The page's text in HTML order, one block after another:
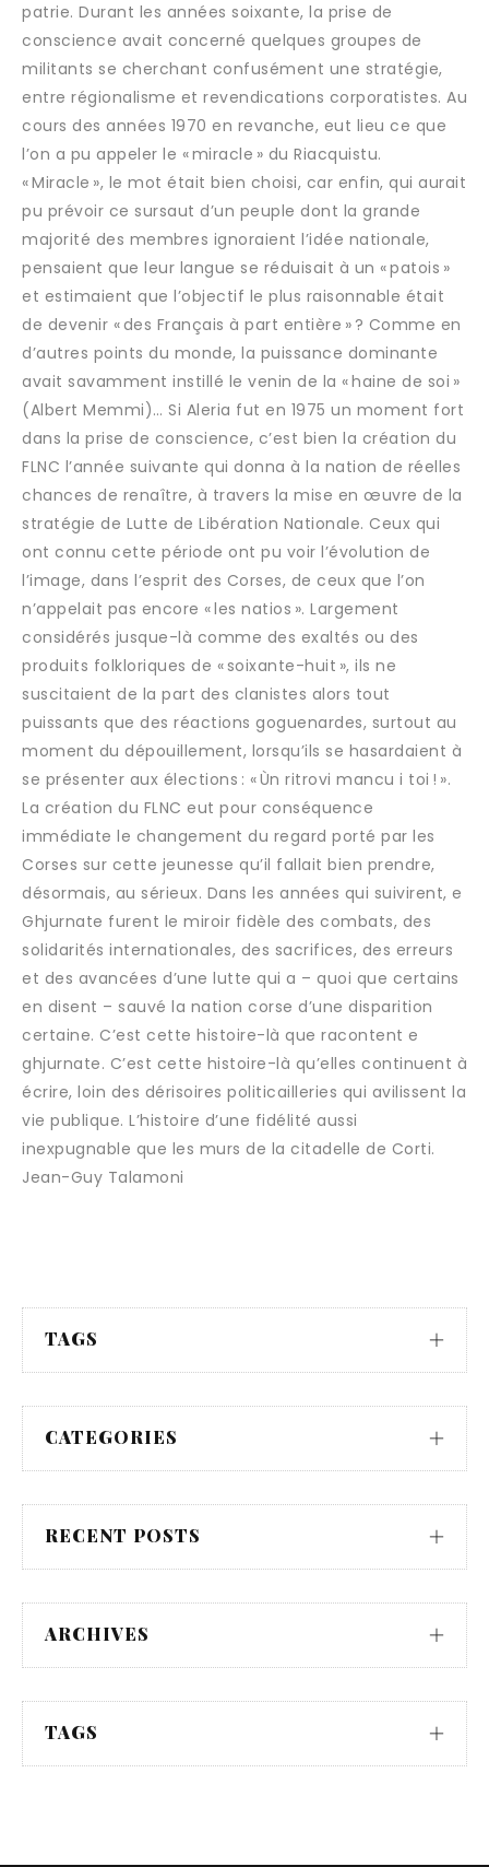
patrie. Durant les années soixante, la prise de
conscience avait concerné quelques groupes de
militants se cherchant confusément une stratégie,
entre régionalisme et revendications corporatistes. Au
cours des années 1970 en revanche, eut lieu ce que
l’on a pu appeler le « miracle » du Riacquistu.
« Miracle », le mot était bien choisi, car enfin, qui aurait
pu prévoir ce sursaut d’un peuple dont la grande
majorité des membres ignoraient l’idée nationale,
pensaient que leur langue se réduisait à un « patois »
et estimaient que l’objectif le plus raisonnable était
de devenir « des Français à part entière » ? Comme en
d’autres points du monde, la puissance dominante
avait savamment instillé le venin de la « haine de soi »
(Albert Memmi)… Si Aleria fut en 1975 un moment fort
dans la prise de conscience, c’est bien la création du
FLNC l’année suivante qui donna à la nation de réelles
chances de renaître, à travers la mise en œuvre de la
stratégie de Lutte de Libération Nationale. Ceux qui
ont connu cette période ont pu voir l’évolution de
l’image, dans l’esprit des Corses, de ceux que l’on
n’appelait pas encore « les natios ». Largement
considérés jusque-là comme des exaltés ou des
produits folkloriques de « soixante-huit », ils ne
suscitaient de la part des clanistes alors tout
puissants que des réactions goguenardes, surtout au
moment du dépouillement, lorsqu’ils se hasardaient à
se présenter aux élections : « Ùn ritrovi mancu i toi ! ».
La création du FLNC eut pour conséquence
immédiate le changement du regard porté par les
Corses sur cette jeunesse qu’il fallait bien prendre,
désormais, au sérieux. Dans les années qui suivirent, e
Ghjurnate furent le miroir fidèle des combats, des
solidarités internationales, des sacrifices, des erreurs
et des avancées d’une lutte qui a – quoi que certains
en disent – sauvé la nation corse d’une disparition
certaine. C’est cette histoire-là que racontent e
ghjurnate. C’est cette histoire-là qu’elles continuent à
écrire, loin des dérisoires politicailleries qui avilissent la
vie publique. L’histoire d’une fidélité aussi
inexpugnable que les murs de la citadelle de Corti.
Jean-Guy Talamoni
TAGS
CATEGORIES
RECENT POSTS
ARCHIVES
TAGS